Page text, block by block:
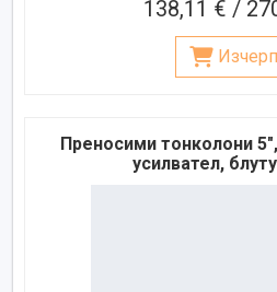
138,11 € /
Преносими тонколони
усилвател,